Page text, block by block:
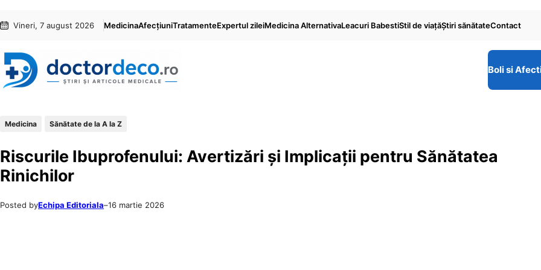
conținut
content
Vineri, 7 august 2026 MedicinaAfecțiuniTratamenteExpertul zileiMedicina AlternativaLeacuri BabestiStil de viaţăŞtiri sănătateContact
Boli si
Medicina Sănătate de la A la Z
Riscurile Ibuprofenului: Avertizări și Implicații pentru Sănătatea
Rinichilor
Posted byEchipa Editoriala–16 martie 2026